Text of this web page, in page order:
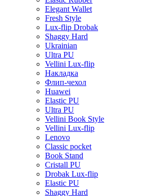
Elegant Wallet
Fresh Style
Lux-flip Drobak
Shaggy Hard
Ukrainian
Ultra PU
Vellini Lux-flip
Накладка
Флип-чехол
Huawei
Elastic PU
Ultra PU
Vellini Book Style
Vellini Lux-flip
Lenovo
Classic pocket
Book Stand
Cristall PU
Drobak Lux-flip
Elastic PU
Shaggy Hard